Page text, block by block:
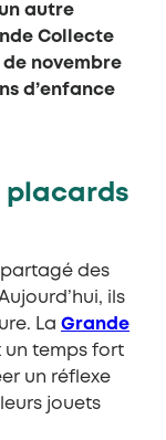
autre
Collecte
novembre
d’enfance
placards
des
ils
La Grande
un temps fort
un réflexe
jouets